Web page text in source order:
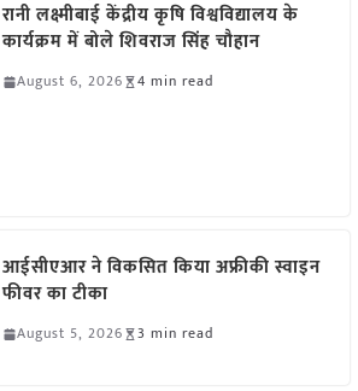
रानी लक्ष्मीबाई केंद्रीय कृषि विश्वविद्यालय के
कार्यक्रम में बोले शिवराज सिंह चौहान
August 6, 2026 4 min read
आईसीएआर ने विकसित किया अफ्रीकी स्वाइन
फीवर का टीका
August 5, 2026 3 min read